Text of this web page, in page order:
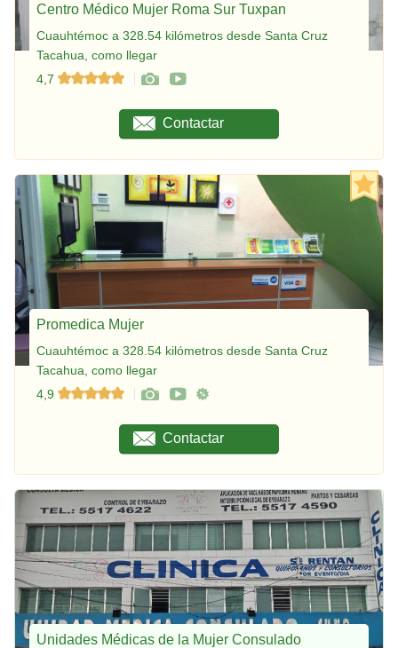
Centro Médico Mujer Roma Sur Tuxpan
Cuauhtémoc a 328.54 kilómetros desde Santa Cruz
Tacahua, como llegar
4,7
Contactar
Promedica Mujer
Cuauhtémoc a 328.54 kilómetros desde Santa Cruz
Tacahua, como llegar
4,9
Contactar
Unidades Médicas de la Mujer Consulado